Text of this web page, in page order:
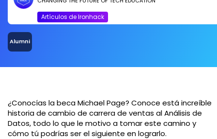
Artículos de Ironhack
Alumni
¿Conocías la beca Michael Page? Conoce está increíble
historia de cambio de carrera de ventas al Análisis de
Datos, todo lo que le motivo a tomar este camino y
cómo tú podrías ser el siguiente en lograrlo.